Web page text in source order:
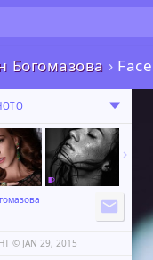
Богомазова ›
©️ JAN 29, 2015